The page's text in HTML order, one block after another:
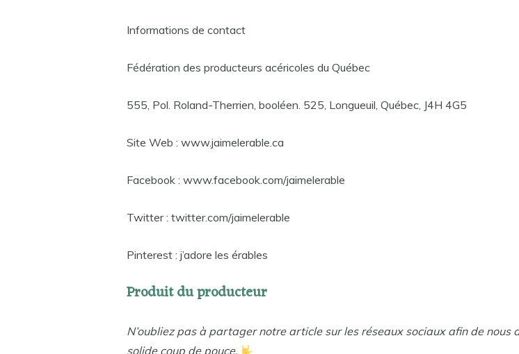
Informations de contact
Fédération des producteurs acéricoles du Québec
555, Pol. Roland-Therrien, booléen. 525, Longueuil, Québec, J4H 4G5
Site Web : www.jaimelerable.ca
Facebook : www.facebook.com/jaimelerable
Twitter : twitter.com/jaimelerable
Pinterest : j’adore les érables
Produit du producteur
N’oubliez pas à partager notre article sur les réseaux sociaux afin de nous
solide coup de pouce.